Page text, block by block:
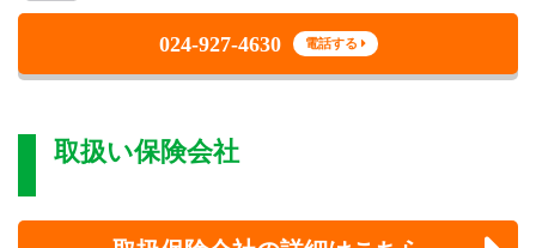
024-927-4630 電話する
取扱い保険会社